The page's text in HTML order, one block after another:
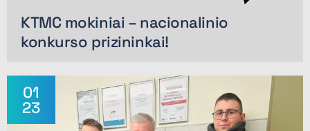
KTMC mokiniai – nacionalinio
konkurso prizininkai!
01
23